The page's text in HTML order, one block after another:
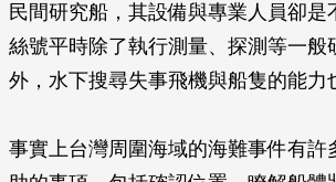
民間研究船，其設備與專業人員卻是
絲號平時除了執行測量、探測等一般
外，水下搜尋失事飛機與船隻的能力
事實上台灣周圍海域的海難事件有許